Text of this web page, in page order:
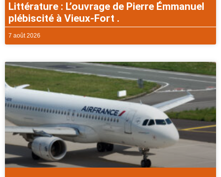
Littérature : L’ouvrage de Pierre Émmanuel
plébiscité à Vieux-Fort .
7 août 2026